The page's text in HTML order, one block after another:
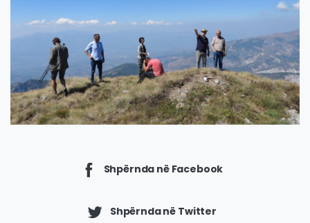
Shpërnda në Facebook
Shpërnda në Twitter